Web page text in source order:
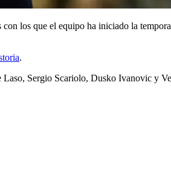
con los que el equipo ha iniciado la
.
Laso, Sergio Scariolo, Dusko Ivanovic y